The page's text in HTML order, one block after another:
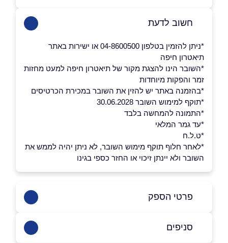
חשוב לדעת
*ניתן להזמין בטלפון 04-8600500 או ישירות באתר
תיאטרון חיפה
*השובר הינו להצגת מקור של תיאטרון חיפה למעט מחזות
זמר והפקות מיוחדות
*בהזמנה באתר יש להזין את השובר במכירת הכרטיסים
*תוקף למימוש השובר 30.06.2028
*התמונה להמחשה בלבד
*עד גמר המלאי
*ט.ל.ח
*לאחר חלוף תוקף מימוש השובר, לא ניתן יהיה לממש את
השובר ולא יינתן זיכוי או החזר כספי בגינו
פרטי הספק
סניפים